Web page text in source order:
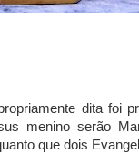
dita foi
menino serão
que dois